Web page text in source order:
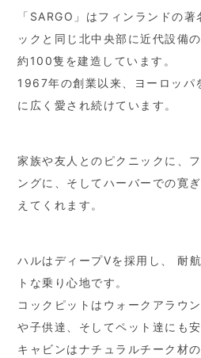
「SARGO」はフィンランドの
ックと同じ北中央部に近代設備
約100隻を建造しています。
1967年の創業以来、ヨーロッパ
に広く愛され続けています。
家族や友人とのピクニックに、
ングに、そしてハーバーでの寛
えてくれます。
ハルはディープVを採用し、 耐
トな乗り心地です。
コックピットはウォークアラウ
や子供達、そしてペット達にも安
キャビンはナチュラルチーク材